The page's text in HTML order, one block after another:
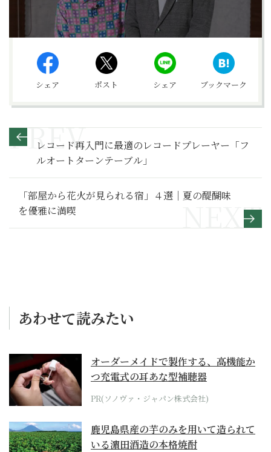
シェア ポスト シェア ブックマーク
レコード再入門に最適のレコードプレーヤー「フ
ルオートターンテーブル」
「部屋から花火が見られる宿」４選｜夏の醍醐味
を優雅に満喫
あわせて読みたい
オーダーメイドで製作する、高機能か
つ充電式の耳あな型補聴器
PR(ソノヴァ・ジャパン株式会社)
鹿児島県産の芋のみを用いて造られて
いる濵田酒造の本格焼酎